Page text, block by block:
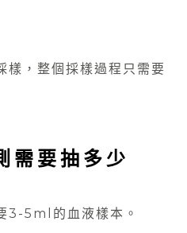
樣，整個採樣過程只需要
需要抽多少
3-5ml的血液樣本。